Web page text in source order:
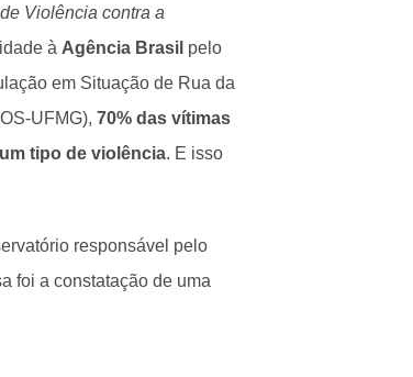
Violência contra a
à Agência Brasil pelo
em Situação de Rua da
UFMG), 70% das vítimas
tipo de violência. E isso
responsável pelo
foi a constatação de uma